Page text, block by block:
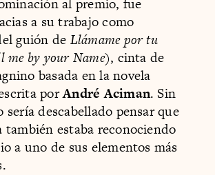
al premio, fue
a su trabajo como
guión de Llámame por tu
me by your Name), cinta de
basada en la novela
porAndré Aciman. Sin
sería descabellado pensar que
también estaba reconociendo
a uno de sus elementos más